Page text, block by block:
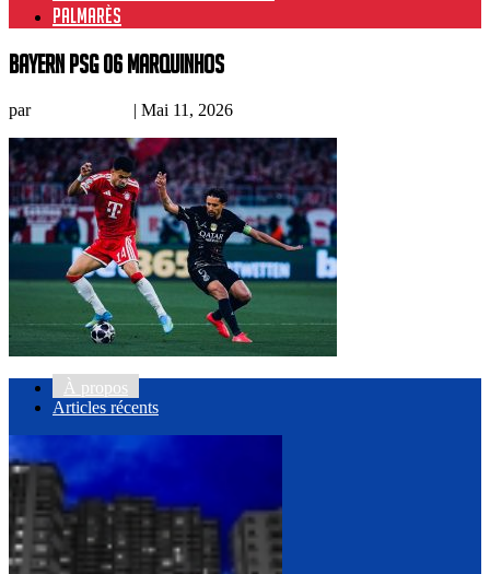
Palmarès
bayern PSG 06 marquinhos
par | Mai 11, 2026
À propos
Articles récents